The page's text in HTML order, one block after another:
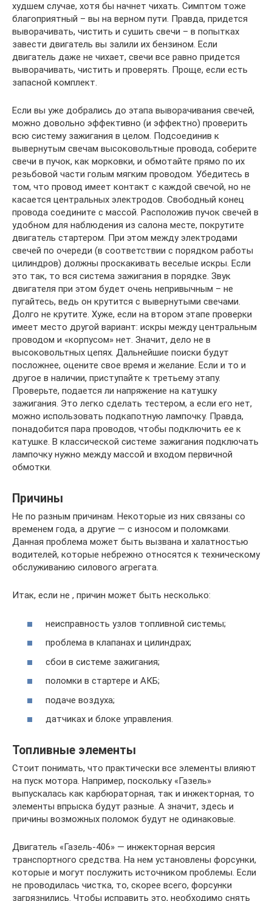
худшем случае, хотя бы начнет чихать. Симптом тоже
благоприятный – вы на верном пути. Правда, придется
выворачивать, чистить и сушить свечи – в попытках
завести двигатель вы залили их бензином. Если
двигатель даже не чихает, свечи все равно придется
выворачивать, чистить и проверять. Проще, если есть
запасной комплект.
Если вы уже добрались до этапа выворачивания свечей,
можно довольно эффективно (и эффектно) проверить
всю систему зажигания в целом. Подсоединив к
вывернутым свечам высоковольтные провода, соберите
свечи в пучок, как морковки, и обмотайте прямо по их
резьбовой части голым мягким проводом. Убедитесь в
том, что провод имеет контакт с каждой свечой, но не
касается центральных электродов. Свободный конец
провода соедините с массой. Расположив пучок свечей в
удобном для наблюдения из салона месте, покрутите
двигатель стартером. При этом между электродами
свечей по очереди (в соответствии с порядком работы
цилиндров) должны проскакивать веселые искры. Если
это так, то вся система зажигания в порядке. Звук
двигателя при этом будет очень непривычным – не
пугайтесь, ведь он крутится с вывернутыми свечами.
Долго не крутите. Хуже, если на втором этапе проверки
имеет место другой вариант: искры между центральным
проводом и «корпусом» нет. Значит, дело не в
высоковольтных цепях. Дальнейшие поиски будут
посложнее, оцените свое время и желание. Если и то и
другое в наличии, приступайте к третьему этапу.
Проверьте, подается ли напряжение на катушку
зажигания. Это легко сделать тестером, а если его нет,
можно использовать подкапотную лампочку. Правда,
понадобится пара проводов, чтобы подключить ее к
катушке. В классической системе зажигания подключать
лампочку нужно между массой и входом первичной
обмотки.
Причины
Не по разным причинам. Некоторые из них связаны со
временем года, а другие — с износом и поломками.
Данная проблема может быть вызвана и халатностью
водителей, которые небрежно относятся к техническому
обслуживанию силового агрегата.
Итак, если не , причин может быть несколько:
неисправность узлов топливной системы;
проблема в клапанах и цилиндрах;
сбои в системе зажигания;
поломки в стартере и АКБ;
подаче воздуха;
датчиках и блоке управления.
Топливные элементы
Стоит понимать, что практически все элементы влияют
на пуск мотора. Например, поскольку «Газель»
выпускалась как карбюраторная, так и инжекторная, то
элементы впрыска будут разные. А значит, здесь и
причины возможных поломок будут не одинаковые.
Двигатель «Газель-406» — инжекторная версия
транспортного средства. На нем установлены форсунки,
которые и могут послужить источником проблемы. Если
не проводилась чистка, то, скорее всего, форсунки
загрязнились. Чтобы исправить это, необходимо снять